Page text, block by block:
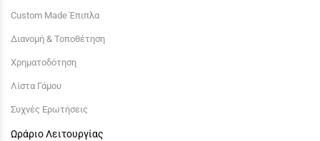
Custom Made Έπιπλα
Διανομή & Τοποθέτηση
Χρηματοδότηση
Λίστα Γάμου
Συχνές Ερωτήσεις
Ωράριο Λειτουργίας